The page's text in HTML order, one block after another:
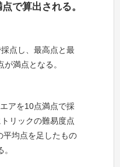
で算出される。
点し、最高点と最
満点となる。
アを10点満点で採
リックの難易度点
平均点を足したもの